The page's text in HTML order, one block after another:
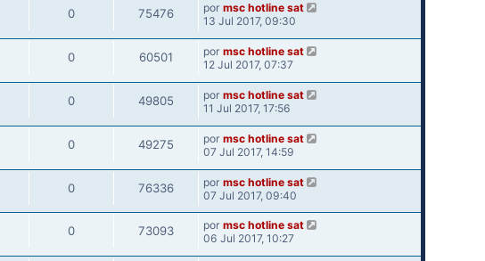
0 75476 por msc hotline sat
13 Jul 2017, 09:30
0 60501 por msc hotline sat
12 Jul 2017, 07:37
0 49805 por msc hotline sat
11 Jul 2017, 17:56
0 49275 por msc hotline sat
07 Jul 2017, 14:59
0 76336 por msc hotline sat
07 Jul 2017, 09:40
0 73093 por msc hotline sat
06 Jul 2017, 10:27